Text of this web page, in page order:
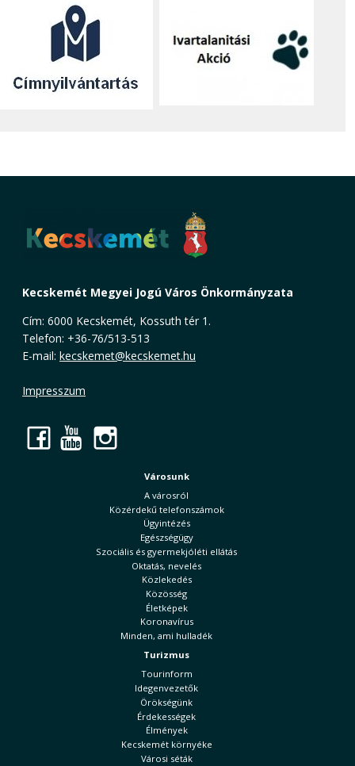
Kecskemét Megyei Jogú Város Önkormányzata
Cím: 6000 Kecskemét, Kossuth tér 1.
Telefon: +36-76/513-513
E-mail: kecskemet@kecskemet.hu
Impresszum
Facebook
YouTube
Városunk
A városról
Közérdekű telefonszámok
Ügyintézés
Egészségügy
Szociális és gyermekjóléti ellátás
Oktatás, nevelés
Közlekedés
Közösség
Életképek
Koronavírus
Minden, ami hulladék
Turizmus
Tourinform
Idegenvezetők
Örökségünk
Érdekességek
Élmények
Kecskemét környéke
Városi séták